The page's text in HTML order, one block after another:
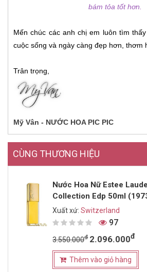
bám tỏa tốt hơn.
Mến chúc các anh chị em luôn tìm
cuộc sống và ngày càng đẹp hơn, thơm
Trân trọng,
Mỹ Vân - NƯỚC HOA PIC PIC
CÙNG THƯƠNG HIỆU
Nước Hoa Nữ Estee
Collection Edp 50ml
Xuất xứ:Switzerland
97
3.550.000đ 2.096.000đ
Thêm vào giỏ hàng